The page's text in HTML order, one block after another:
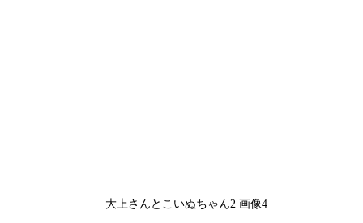
大上さんとこいぬちゃん2 画像4